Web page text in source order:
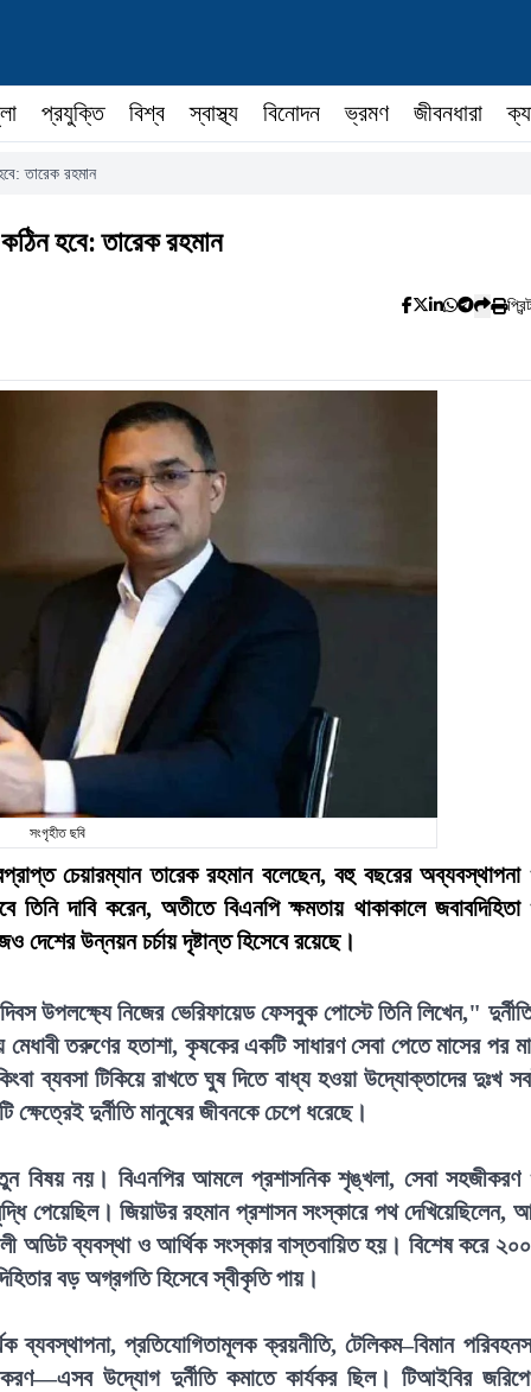
প্রযুক্তি বিশ্ব স্বাস্থ্য বিনোদন ভ্রমণ জীবনধারা
তারেক রহমান
হবে: তারেক রহমান
সংগৃহীত ছবি
চেয়ারম্যান তারেক রহমান বলেছেন, বহু বছরের
তিনি দাবি করেন, অতীতে বিএনপি ক্ষমতায় থাকাকালে
উন্নয়ন চর্চায় দৃষ্টান্ত হিসেবে রয়েছে।
উপলক্ষ্যে নিজের ভেরিফায়েড ফেসবুক পোস্টে তিনি লিখেন,"
তরুণের হতাশা, কৃষকের একটি সাধারণ সেবা পেতে মাসের পর
ব্যবসা টিকিয়ে রাখতে ঘুষ দিতে বাধ্য হওয়া উদ্যোক্তাদের দুঃখ
দুর্নীতি মানুষের জীবনকে চেপে ধরেছে।
বিষয় নয়। বিএনপির আমলে প্রশাসনিক শৃঙ্খলা, সেবা
পেয়েছিল। জিয়াউর রহমান প্রশাসন সংস্কারে পথ দেখিয়েছিলেন,
অডিট ব্যবস্থা ও আর্থিক সংস্কার বাস্তবায়িত হয়। বিশেষ করে
বড় অগ্রগতি হিসেবে স্বীকৃতি পায়।
প্রতিযোগিতামূলক ক্রয়নীতি, টেলিকম–বিমান
উদ্যোগ দুর্নীতি কমাতে কার্যকর ছিল। টিআইবির